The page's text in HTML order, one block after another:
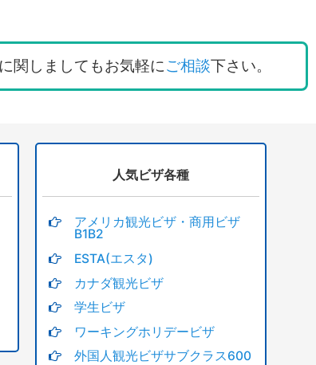
関しましてもお気軽にご相談下さい。
人気ビザ各種
アメリカ観光ビザ・商用ビザ
B1B2
ESTA(エスタ)
カナダ観光ビザ
学生ビザ
ワーキングホリデービザ
外国人観光ビザサブクラス600